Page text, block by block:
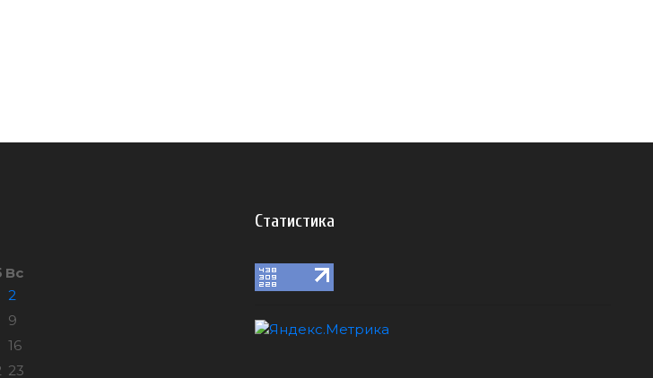
Вс
2
9
16
23
Статистика